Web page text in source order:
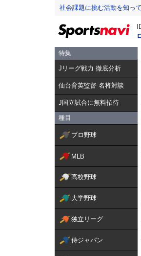
社会課題に挑む活動を知っ
特集
Jリーグ戦力 徹底分析
仙台育英監督 名将対談
J国立試合に無料招待
種目
プロ野球
MLB
高校野球
大学野球
独立リーグ
侍ジャパン